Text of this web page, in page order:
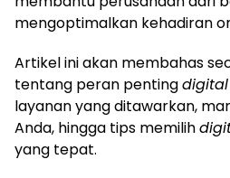
mengoptimalkan kehadiran
Artikel ini akan membahas
tentang peran penting
layanan yang ditawarkan,
Anda, hingga tips memilih
yang tepat.